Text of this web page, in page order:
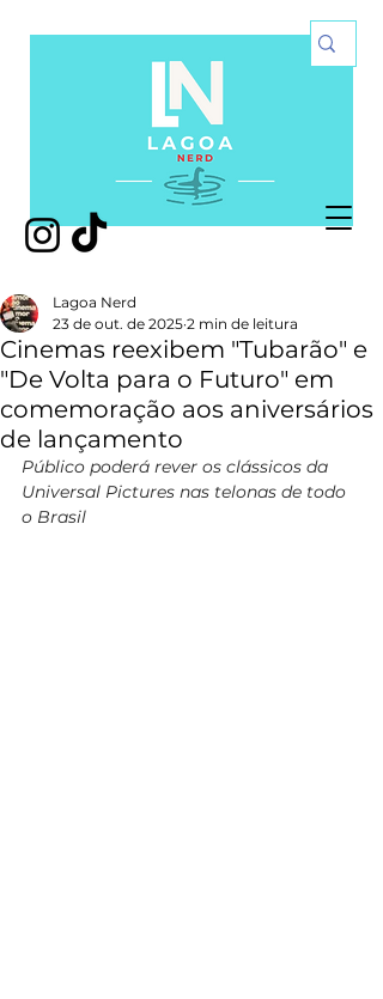
Cinemas reexibem "Tubarão" e
"De Volta para o Futuro" em
comemoração aos aniversários
de lançamento
Lagoa Nerd
23 de out. de 2025 2 min de leitura
Público poderá rever os clássicos da
Universal Pictures nas telonas de todo
o Brasil